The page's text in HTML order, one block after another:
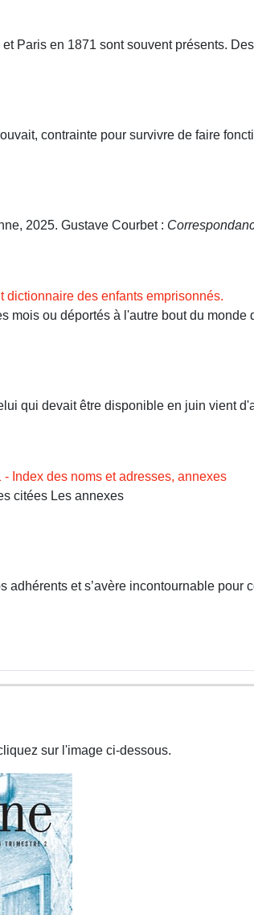
Paris en 1871 sont souvent présents.
contrainte pour survivre de faire
2025. Gustave Courbet :
dictionnaire des enfants emprisonnés.
mois ou déportés à l'autre bout du
qui devait être disponible en juin vient
Index des noms et adresses, annexes
citées Les annexes
adhérents et s’avère incontournable
sur l'image ci-dessous.